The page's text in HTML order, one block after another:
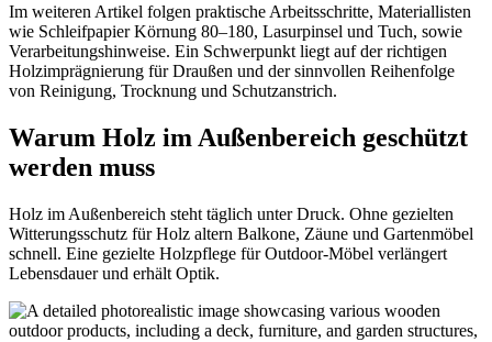
Im weiteren Artikel folgen praktische Arbeitsschritte, Materiallisten
wie Schleifpapier Körnung 80–180, Lasurpinsel und Tuch, sowie
Verarbeitungshinweise. Ein Schwerpunkt liegt auf der richtigen
Holzimprägnierung für Draußen und der sinnvollen Reihenfolge
von Reinigung, Trocknung und Schutzanstrich.
Warum Holz im Außenbereich geschützt
werden muss
Holz im Außenbereich steht täglich unter Druck. Ohne gezielten
Witterungsschutz für Holz altern Balkone, Zäune und Gartenmöbel
schnell. Eine gezielte Holzpflege für Outdoor-Möbel verlängert
Lebensdauer und erhält Optik.